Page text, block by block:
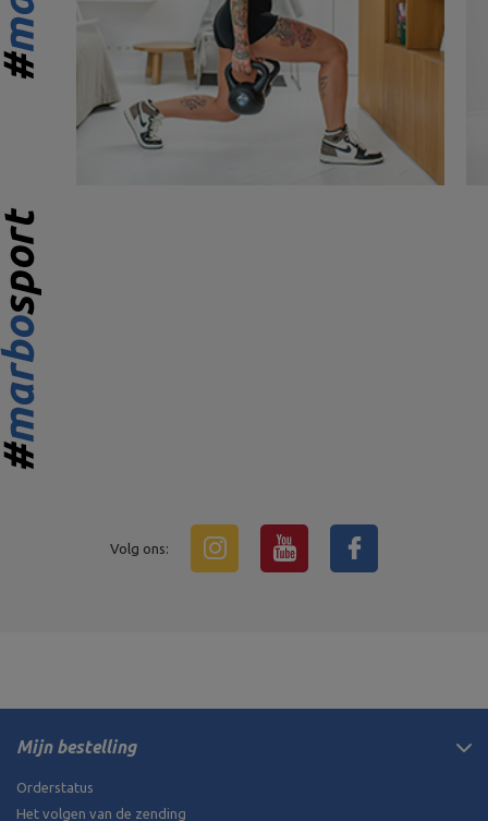
Volg ons:
Mijn bestelling
Orderstatus
Het volgen van de zending